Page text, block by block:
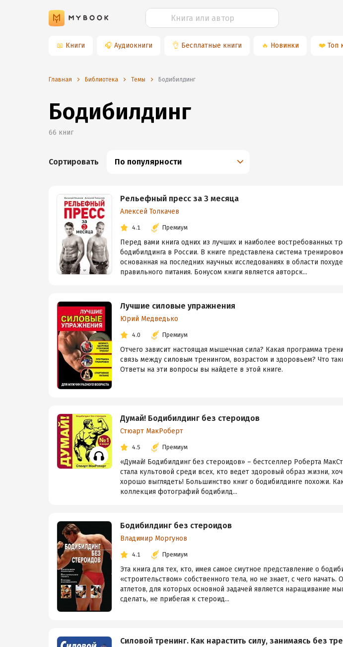
📖 Книги 🎧 Аудиокниги 👌 Бесплатные книги 🔥 Новинки ❤️ Топ
Главная Библиотека Темы бодибилдинг
Бодибилдинг
66 книг
Сортировать По популярности
Рельефный пресс за 3 месяца
Алексей Толкачев
4.1 Премиум
Перед вами книга одних из лучших и наиболее востребованных
бодибилдинга в России. В книге представлена система
основанная на последних научных исследованиях в области
правильного питания. Бонусом книги является авторск...
Лучшие силовые упражнения
Юрий Медведько
4.0 Премиум
Отчего зависит настоящая мышечная сила? Какая программа
связь между силовым тренингом, возрастом и здоровьем? Что
Ответы на эти вопросы вы найдете в этой книге.
Думай! Бодибилдинг без стероидов
Стюарт МакРоберт
4.5 Премиум
«Думай! Бодибилдинг без стероидов» – бестселлер Роберта
стала культовой среди всех, кто ведет здоровый образ жизни,
хорошо выглядеть! Большинство книг о бодибилдинге похожи.
коллекция фотографий бодибилд...
Бодибилдинг без стероидов
Владимир Моргунов
4.1 Премиум
Эта книга для тех, кто, имея самое смутное представление о
«строительством» собственного тела, но не знает, с чего начать.
атлетов, для которых основной задачей является наращивание
сделать, не прибегая к стероид...
Силовой тренинг. Как нарастить силу, занимаясь без